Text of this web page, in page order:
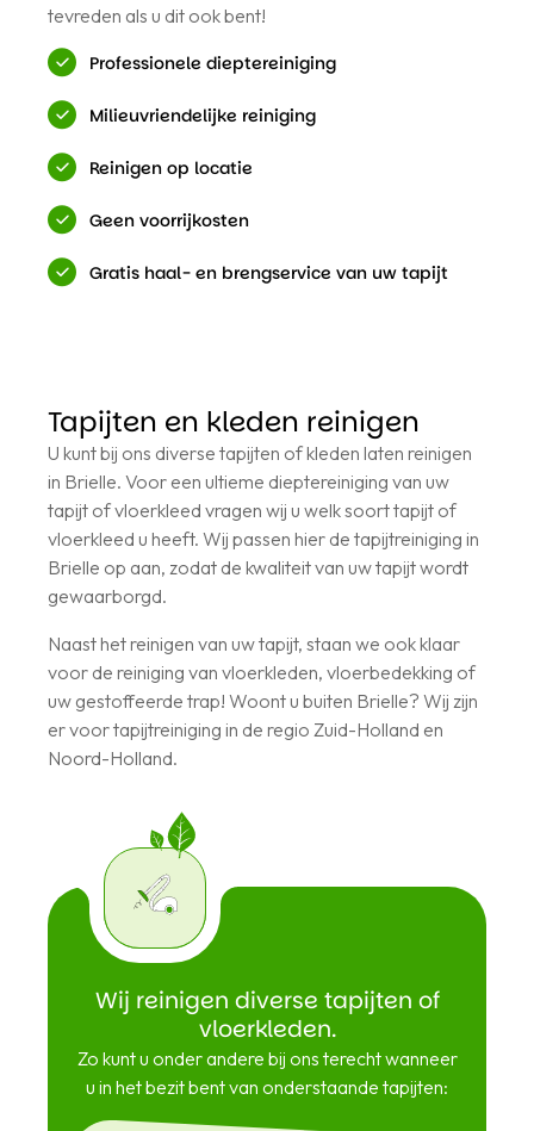
tevreden als u dit ook bent!
Professionele dieptereiniging
Milieuvriendelijke reiniging
Reinigen op locatie
Geen voorrijkosten
Gratis haal- en brengservice van uw tapijt
Tapijten en kleden reinigen
U kunt bij ons diverse tapijten of kleden laten reinigen
in Brielle. Voor een ultieme dieptereiniging van uw
tapijt of vloerkleed vragen wij u welk soort tapijt of
vloerkleed u heeft. Wij passen hier de tapijtreiniging in
Brielle op aan, zodat de kwaliteit van uw tapijt wordt
gewaarborgd.
Naast het reinigen van uw tapijt, staan we ook klaar
voor de reiniging van vloerkleden, vloerbedekking of
uw gestoffeerde trap! Woont u buiten Brielle? Wij zijn
er voor tapijtreiniging in de regio Zuid-Holland en
Noord-Holland.
Wij reinigen diverse tapijten of
vloerkleden.
Zo kunt u onder andere bij ons terecht wanneer
u in het bezit bent van onderstaande tapijten: